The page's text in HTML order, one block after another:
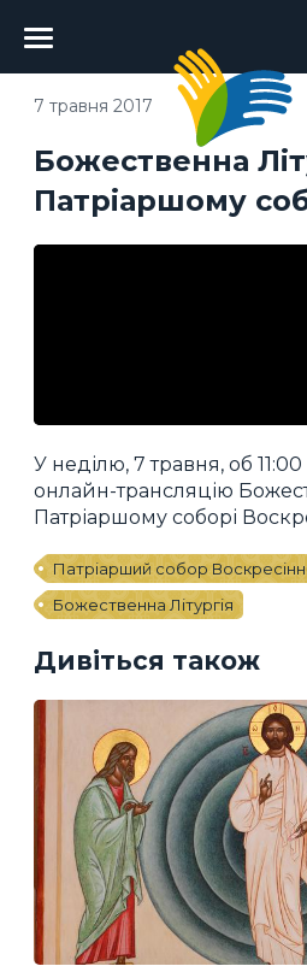
Головне
меню
Божественна
Патріаршому
7 травня 2017
У неділю, 7 травня, об
онлайн-трансляцію
Патріаршому соборі
Патріарший собор
Божественна Літургія
Дивіться також